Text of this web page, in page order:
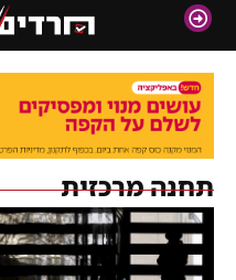
תחנה מרכזית